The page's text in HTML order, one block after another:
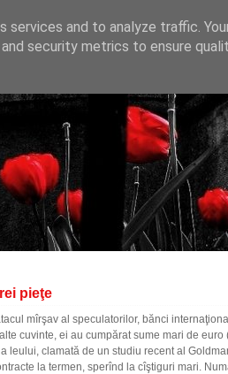
pieţe
mîrşav al speculatorilor, bănci
cuvinte, ei au cumpărat sume mari de euro
leului, clamată de un studiu recent al
la termen, sperînd la cîştiguri mari.
and to analyze traffic.
security metrics to ensure